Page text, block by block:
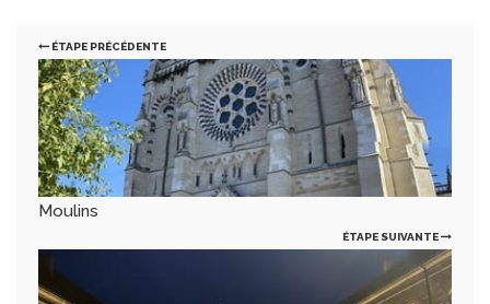
ÉTAPE PRÉCÉDENTE
Moulins
ÉTAPE SUIVANTE